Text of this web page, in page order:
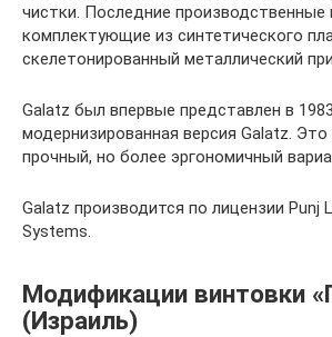
чистки. Последние
комплектующие из синтетического
скелетонированный металлический
Galatz был впервые представлен в
модернизированная версия Galatz.
прочный, но более эргономичный
Galatz производится по лицензии Punj
Systems.
Модификации винтовки
(Израиль)